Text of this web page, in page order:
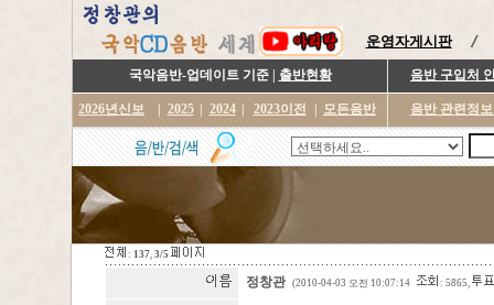
운영자게시판
국악음반-업데이트 기준 | 출반현황 음반 구입처
2026년신보 2025 2024 2023이전 모든음반 음반 관련정
: 137, 3/5
정창관 (2010-04-03 오전 10:07:14 : 5865,